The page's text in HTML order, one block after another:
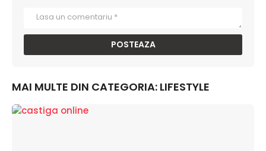
MAI MULTE DIN CATEGORIA: LIFESTYLE